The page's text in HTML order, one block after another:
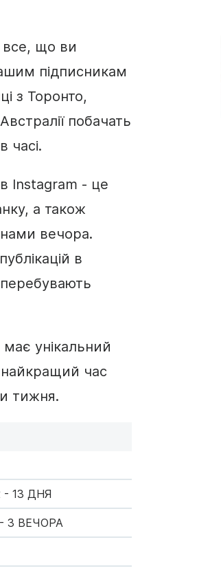
все, що ви
підписникам
з Торонто,
побачать
часі.
Instagram - це
а також
вечора.
в
перебувають
унікальний
найкращий час
тижня.
- 13 ДНЯ
3 ВЕЧОРА